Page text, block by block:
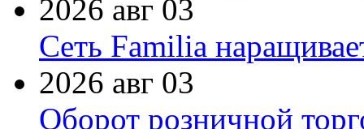
2026 авг 03
Сеть Familia
2026 авг 03
Оборот розничной